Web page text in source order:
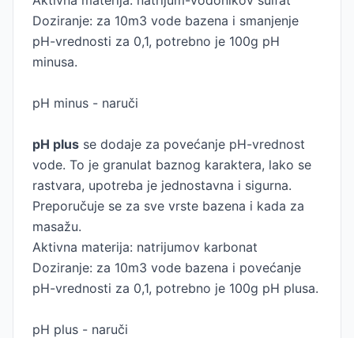
Doziranje: za 10m3 vode bazena i smanjenje
pH-vrednosti za 0,1, potrebno je 100g pH
minusa.
pH minus - naruči
pH plus se dodaje za povećanje pH-vrednost
vode. To je granulat baznog karaktera, lako se
rastvara, upotreba je jednostavna i sigurna.
Preporučuje se za sve vrste bazena i kada za
masažu.
Aktivna materija: natrijumov karbonat
Doziranje: za 10m3 vode bazena i povećanje
pH-vrednosti za 0,1, potrebno je 100g pH plusa.
pH plus - naruči